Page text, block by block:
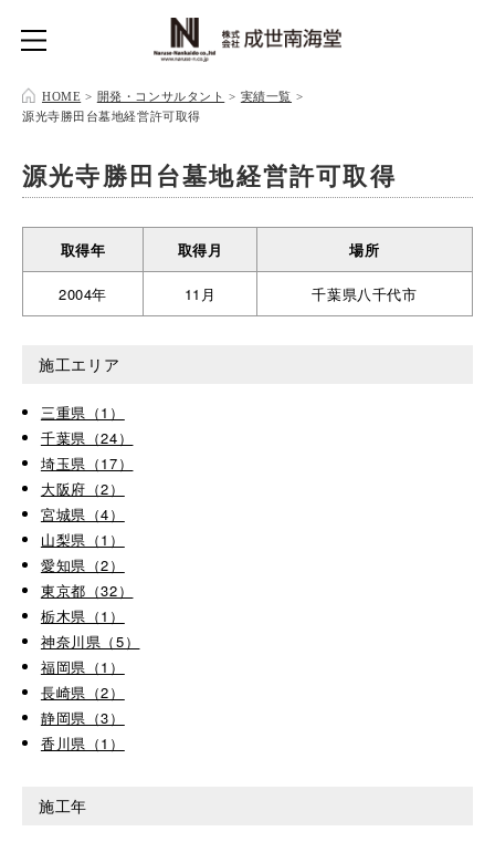
HOME > 開発・コンサルタント > 実績一覧 >
源光寺勝田台墓地経営許可取得
源光寺勝田台墓地経営許可取得
取得年 取得月 場所
2004年 11月 千葉県八千代市
施工エリア
三重県（1）
千葉県（24）
埼玉県（17）
大阪府（2）
宮城県（4）
山梨県（1）
愛知県（2）
東京都（32）
栃木県（1）
神奈川県（5）
福岡県（1）
長崎県（2）
静岡県（3）
香川県（1）
施工年